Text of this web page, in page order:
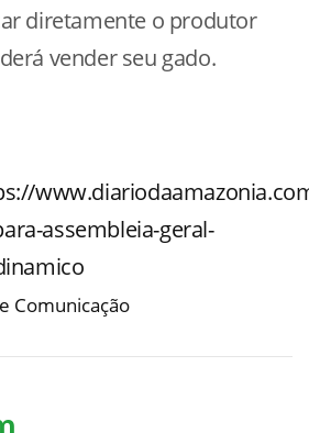
diretamente o produtor
vender seu gado.
assembleia-geral-
Comunicação